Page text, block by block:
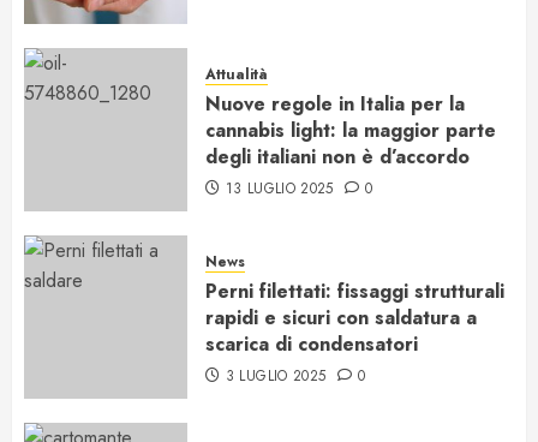
Attualità
Nuove regole in Italia per la
cannabis light: la maggior parte
degli italiani non è d’accordo
13 LUGLIO 2025 0
News
Perni filettati: fissaggi strutturali
rapidi e sicuri con saldatura a
scarica di condensatori
3 LUGLIO 2025 0